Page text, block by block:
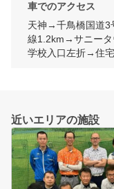
車でのアクセス
天神→千鳥橋国道
線1.2km→サニー
学校入口左折→住
近いエリアの施設